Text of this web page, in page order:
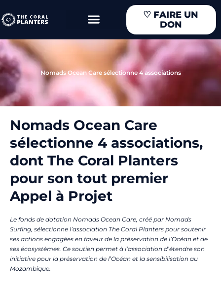
au
contenu
♡ FAIRE UN
DON
Nomads Ocean Care sélectionne 4 associations
Nomads Ocean Care
sélectionne 4 associations,
dont The Coral Planters
pour son tout premier
Appel à Projet
Le fonds de dotation Nomads Ocean Care, créé par Nomads
Surfing, sélectionne l’association The Coral Planters pour soutenir
ses actions engagées en faveur de la préservation de l’Océan et de
ses écosystèmes. Ce soutien permet à l’association d’étendre son
initiative pour la préservation de l’Océan et la sensibilisation au
Mozambique.